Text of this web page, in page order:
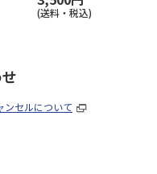
(送料・税込)
ンセルについて